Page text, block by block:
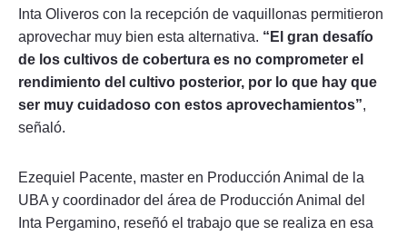
Inta Oliveros con la recepción de vaquillonas permitieron
aprovechar muy bien esta alternativa. “El gran desafío
de los cultivos de cobertura es no comprometer el
rendimiento del cultivo posterior, por lo que hay que
ser muy cuidadoso con estos aprovechamientos”,
señaló.
Ezequiel Pacente, master en Producción Animal de la
UBA y coordinador del área de Producción Animal del
Inta Pergamino, reseñó el trabajo que se realiza en esa